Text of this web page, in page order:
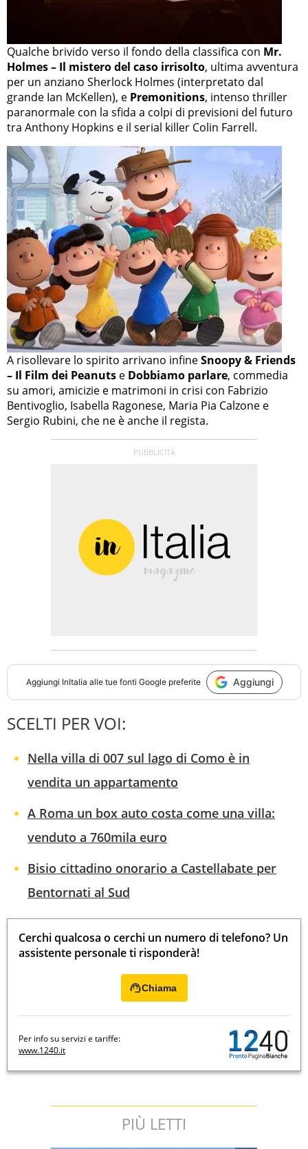
Qualche brivido verso il fondo della classifica con Mr.
Holmes – Il mistero del caso irrisolto, ultima avventura
per un anziano Sherlock Holmes (interpretato dal
grande Ian McKellen), e Premonitions, intenso thriller
paranormale con la sfida a colpi di previsioni del futuro
tra Anthony Hopkins e il serial killer Colin Farrell.
A risollevare lo spirito arrivano infineSnoopy & Friends
– Il Film dei Peanuts e Dobbiamo parlare, commedia
su amori, amicizie e matrimoni in crisi con Fabrizio
Bentivoglio, Isabella Ragonese, Maria Pia Calzone e
Sergio Rubini, che ne è anche il regista.
Aggiungi InItalia alle tue fonti Google preferite Aggiungi
SCELTI PER VOI:
Nella villa di 007 sul lago di Como è in
vendita un appartamento
A Roma un box auto costa come una villa:
venduto a 760mila euro
Bisio cittadino onorario a Castellabate per
Bentornati al Sud
Cerchi qualcosa o cerchi un numero di telefono? Un
assistente personale ti risponderà!
Chiama
Per info su servizi e tariffe:
www.1240.it
PIÙ LETTI